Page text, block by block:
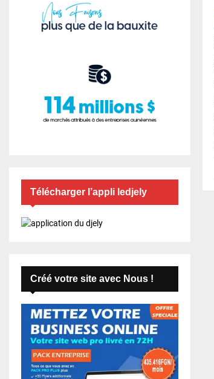
Télécharger l’appli ledjely
Créé votre site avec Nous !